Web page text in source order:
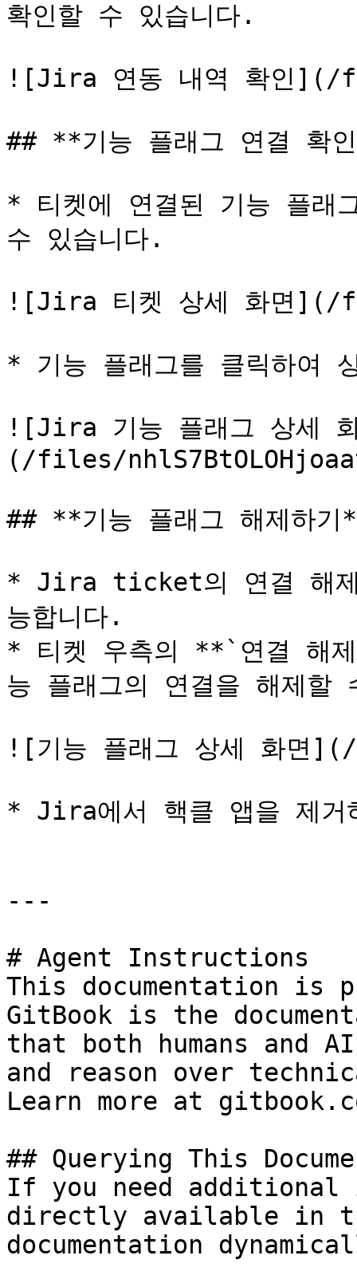
확인할 수 있습니다.
![Jira 연동 내역 확인](/
## **기능 플래그 연결 확
* 티켓에 연결된 기능 플래
수 있습니다.
![Jira 티켓 상세 화면](/
* 기능 플래그를 클릭하여
![Jira 기능 플래그 상세
(/files/
## **기능 플래그 해제하기
* Jira ticket의 연결 해제
능합니다.
* 티켓 우측의 **`연결 해
능 플래그의 연결을 해제할
![기능 플래그 상세 화면
* Jira에서 핵클 앱을 제거
---
# Agent Instructions
This documentation is
GitBook is the
that both humans and
and reason over
Learn more at
## Querying This
If you need
directly available in
documentation